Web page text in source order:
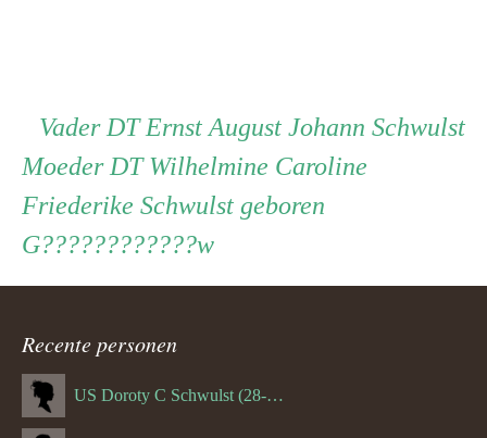
Persoon
ouder
navigatie
Vader Vader
DT Ernst August Johann Schwulst
Moeder Moeder
DT Wilhelmine Caroline
Friederike Schwulst geboren
G????????????w
Recente personen
US Doroty C Schwulst (28-12-1919)